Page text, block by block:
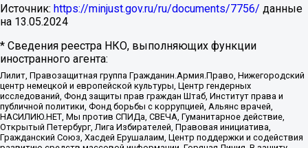
Источник: https://minjust.gov.ru/ru/documents/7756/ данные
на 13.05.2024
* Сведения реестра НКО, выполняющих функции
иностранного агента:
Лилит, Правозащитная группа Гражданин.Армия.Право, Нижегородский
центр немецкой и европейской культуры, Центр гендерных
исследований, Фонд защиты прав граждан Штаб, Институт права и
публичной политики, Фонд борьбы с коррупцией, Альянс врачей,
НАСИЛИЮ.НЕТ, Мы против СПИДа, СВЕЧА, Гуманитарное действие,
Открытый Петербург, Лига Избирателей, Правовая инициатива,
Гражданский Союз, Хасдей Ерушалаим, Центр поддержки и содействия